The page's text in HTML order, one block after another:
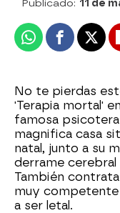
Publicado: 11 de
WhatsappFacebook
X
No te pierdas
'Terapia mortal'
famosa
magnifica casa
natal, junto a su
derrame cerebral
También
muy competente
a ser letal.